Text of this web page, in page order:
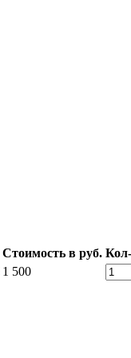
Стоимость в руб.
1 500